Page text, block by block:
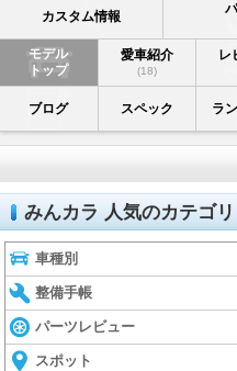
カスタム情報
モデル
トップ
愛車紹介
(18)
レ
ブログ スペック ラ
みんカラ 人気のカテゴリ
車種別
整備手帳
パーツレビュー
スポット